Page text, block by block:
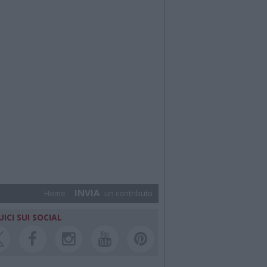
Home INVIA un contributo
SUI SOCIAL